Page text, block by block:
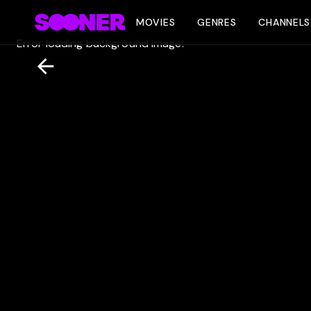
MOVIES GENRES CHANNELS
Error loading background image.